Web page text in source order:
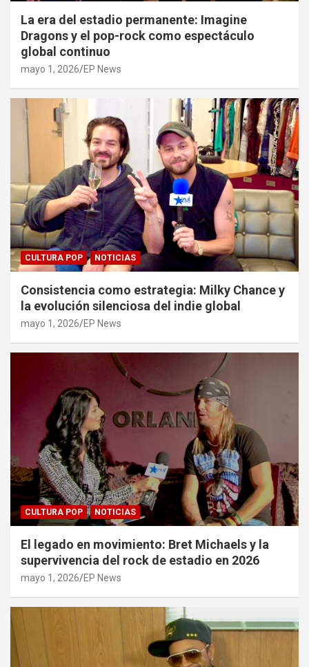
La era del estadio permanente: Imagine
Dragons y el pop-rock como espectáculo
global continuo
mayo 1, 2026 EP News
CULTURA POP NOTICIAS
Consistencia como estrategia: Milky Chance y
la evolución silenciosa del indie global
mayo 1, 2026 EP News
CULTURA POP NOTICIAS
El legado en movimiento: Bret Michaels y la
supervivencia del rock de estadio en 2026
mayo 1, 2026 EP News